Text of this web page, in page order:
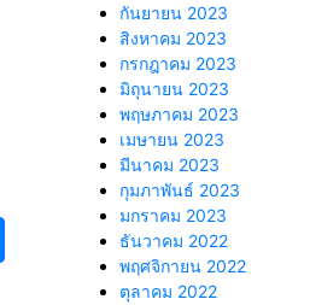
กันยายน 2023
สิงหาคม 2023
กรกฎาคม 2023
มิถุนายน 2023
พฤษภาคม 2023
เมษายน 2023
มีนาคม 2023
กุมภาพันธ์ 2023
มกราคม 2023
ธันวาคม 2022
พฤศจิกายน 2022
ตุลาคม 2022